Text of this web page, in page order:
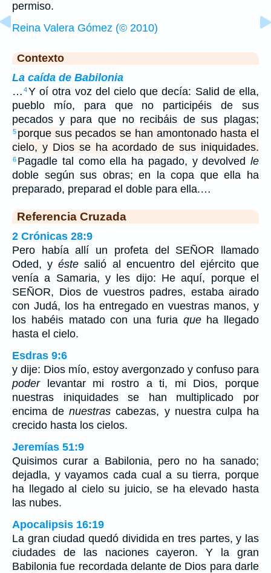
permiso.
Reina Valera Gómez (© 2010)
Contexto
La caída de Babilonia
… 4Y oí otra voz del cielo que decía: Salid de ella,
pueblo mío, para que no participéis de sus
pecados y para que no recibáis de sus plagas;
5 porque sus pecados se han amontonado hasta el
cielo, y Dios se ha acordado de sus iniquidades.
6 Pagadle tal como ella ha pagado, y devolved le
doble según sus obras; en la copa que ella ha
preparado, preparad el doble para ella.…
Referencia Cruzada
2 Crónicas 28:9
Pero había allí un profeta del SEÑOR llamado
Oded, yéste salió al encuentro del ejército que
venía a Samaria, y les dijo: He aquí, porque el
SEÑOR, Dios de vuestros padres, estaba airado
con Judá, los ha entregado en vuestras manos, y
los habéis matado con una furia queha llegado
hasta el cielo.
Esdras 9:6
y dije: Dios mío, estoy avergonzado y confuso para
poderlevantar mi rostro a ti, mi Dios, porque
nuestras iniquidades se han multiplicado por
encima denuestras cabezas, y nuestra culpa ha
crecido hasta los cielos.
Jeremías 51:9
Quisimos curar a Babilonia, pero no ha sanado;
dejadla, y vayamos cada cual a su tierra, porque
ha llegado al cielo su juicio, se ha elevado hasta
las nubes.
Apocalipsis 16:19
La gran ciudad quedó dividida en tres partes, y las
ciudades de las naciones cayeron. Y la gran
Babilonia fue recordada delante de Dios para darle